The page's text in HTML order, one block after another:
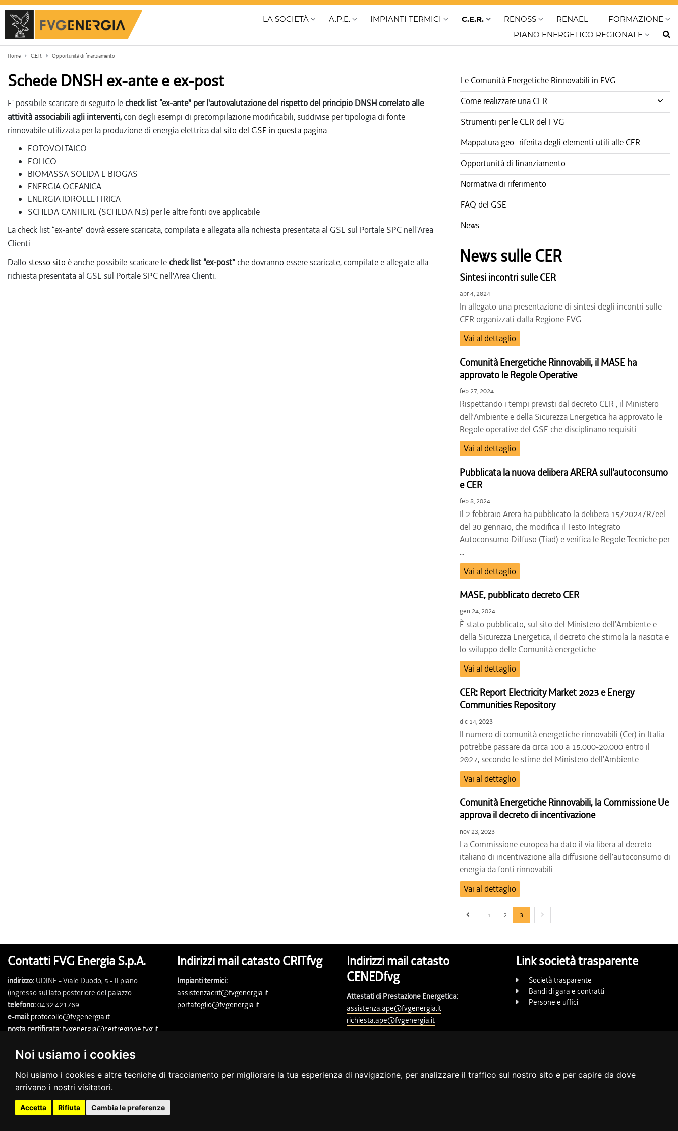
Noi usiamo i cookies
Noi usiamo i cookies e altre tecniche di tracciamento per migliorare la tua esperienza di navigazione, per analizzare il traffico sul nostro sito e per capire da dove
arrivano i nostri visitatori.
Accetta Rifiuta Cambia le preferenze
LA SOCIETÀ A.P.E. IMPIANTI TERMICI C.E.R. RENOSS RENAEL
FORMAZIONE
PIANO ENERGETICO REGIONALE
Home C.E.R. Opportunità di finanziamento
Schede DNSH ex-ante e ex-post
E' possibile scaricare di seguito le check list “ex-ante" per l'autovalutazione del rispetto del principio DNSH correlato alle
attività associabili agli interventi,con degli esempi di precompilazione modificabili, suddivise per tipologia di fonte
rinnovabile utilizzata per la produzione di energia elettrica dal sito del GSE in questa pagina:
FOTOVOLTAICO
EOLICO
BIOMASSA SOLIDA E BIOGAS
ENERGIA OCEANICA
ENERGIA IDROELETTRICA
SCHEDA CANTIERE (SCHEDA N.5) per le altre fonti ove applicabile
La check list “ex-ante" dovrà essere scaricata, compilata e allegata alla richiesta presentata al GSE sul Portale SPC nell'Area
Clienti.
Dallo stesso sitoè anche possibile scaricare le check list “ex-post"che dovranno essere scaricate, compilate e allegate alla
richiesta presentata al GSE sul Portale SPC nell'Area Clienti.
Le Comunità Energetiche Rinnovabili in FVG
Come realizzare una CER
Strumenti per le CER del FVG
Mappatura geo- riferita degli elementi utili alle CER
Opportunità di finanziamento
Normativa di riferimento
FAQ del GSE
News
News sulle CER
Sintesi incontri sulle CER
apr 4, 2024
In allegato una presentazione di sintesi degli incontri sulle
CER organizzati dalla Regione FVG
Vai al dettaglio
Comunità Energetiche Rinnovabili, il MASE ha
approvato le Regole Operative
feb 27, 2024
Rispettando i tempi previsti dal decreto CER , il Ministero
dell’Ambiente e della Sicurezza Energetica ha approvato le
Regole operative del GSE che disciplinano requisiti ...
Vai al dettaglio
Pubblicata la nuova delibera ARERA sull'autoconsumo
e CER
feb 8, 2024
Il 2 febbraio Arera ha pubblicato la delibera 15/2024/R/eel
del 30 gennaio, che modifica il Testo Integrato
Autoconsumo Diffuso (Tiad) e verifica le Regole Tecniche per
...
Vai al dettaglio
MASE, pubblicato decreto CER
gen 24, 2024
È stato pubblicato, sul sito del Ministero dell’Ambiente e
della Sicurezza Energetica, il decreto che stimola la nascita e
lo sviluppo delle Comunità energetiche ...
Vai al dettaglio
CER: Report Electricity Market 2023 e Energy
Communities Repository
dic 14, 2023
Il numero di comunità energetiche rinnovabili (Cer) in Italia
potrebbe passare da circa 100 a 15.000-20.000 entro il
2027, secondo le stime del Ministero dell’Ambiente. ...
Vai al dettaglio
Comunità Energetiche Rinnovabili, la Commissione Ue
approva il decreto di incentivazione
nov 23, 2023
La Commissione europea ha dato il via libera al decreto
italiano di incentivazione alla diffusione dell’autoconsumo di
energia da fonti rinnovabili. ...
Vai al dettaglio
Previous page
1 2 3 Next page
Contatti FVG Energia S.p.A.
indirizzo: UDINE -Viale Duodo, 5 - II piano
(ingresso sul lato posteriore del palazzo
telefono:0432 421769
e-mail: protocollo@fvgenergia.it
posta certificata:fvgenergia@certregione.fvg.it
Indirizzi mail catasto CRITfvg
Impianti termici:
assistenzacrit@fvgenergia.it
portafoglio@fvgenergia.it
Indirizzi mail catasto
CENEDfvg
Attestati di Prestazione Energetica:
assistenza.ape@fvgenergia.it
richiesta.ape@fvgenergia.it
Link società trasparente
Società trasparente
Bandi di gara e contratti
Persone e uffici
© FVG Energia S.p.A. - Tutti i diritti riservati
Capitale sociale 130.000 € i.v. | Codice Fiscale, Iscrizione Registro delle Imprese di Udine 02431160304
Società soggetta a direzione e coordinamento da parte della Regione Friuli Venezia Giulia.
Privacy e cambio preferenze cookie Note legali